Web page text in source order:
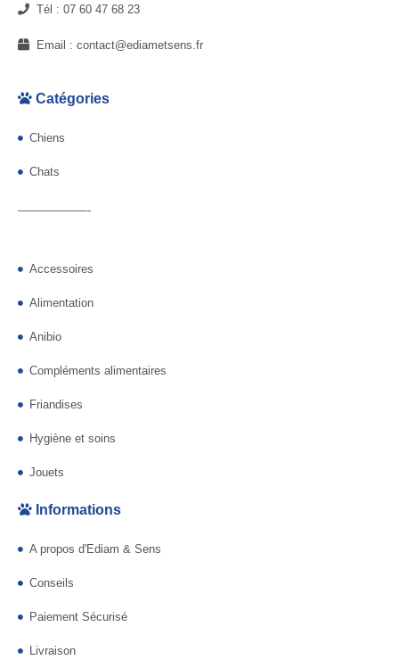
Tél : 07 60 47 68 23
Email : contact@ediametsens.fr
Catégories
Chiens
Chats
——————-
Accessoires
Alimentation
Anibio
Compléments alimentaires
Friandises
Hygiène et soins
Jouets
Informations
A propos d'Ediam & Sens
Conseils
Paiement Sécurisé
Livraison